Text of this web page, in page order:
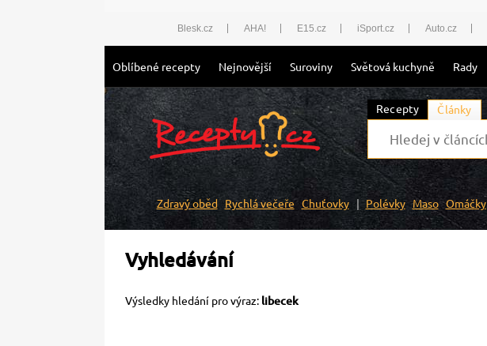
Blesk.cz AHA! E15.cz iSport.cz Auto.cz
Oblíbené recepty Nejnovější Suroviny Světová kuchyně Rady
Recepty Články
Zdravý oběd Rychlá večeře Chuťovky Polévky Maso Omáčky
Vyhledávání
Výsledky hledání pro výraz: libecek